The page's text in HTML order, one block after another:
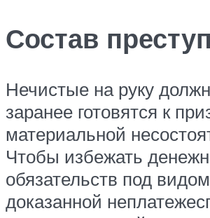
Состав
Нечистые на руку
заранее готовятся к
материальной
Чтобы избежать
обязательств под видом
доказанной